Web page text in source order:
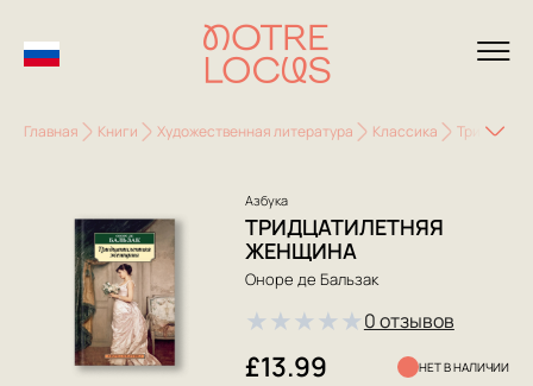
Главная Книги Художественная литература Классика
Азбука
ТРИДЦАТИЛЕТНЯЯ
ЖЕНЩИНА
Оноре де Бальзак
★★★★★0 отзывов
£13.99 НЕТ В НАЛИЧИИ